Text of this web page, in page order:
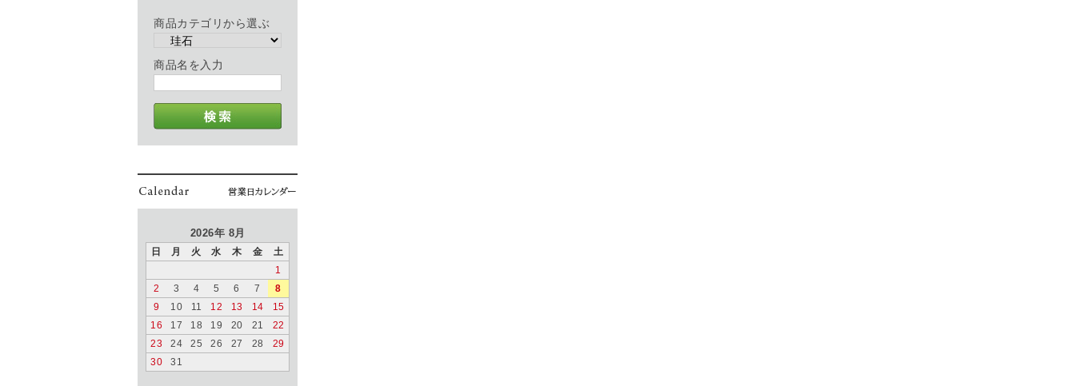
商品カテゴリから選ぶ
商品名を入力
2026年 8月
日 月 火 水 木 金
土
1
2
3 4 5 6 7
8
9
10 11 12 13 14
15
16
17 18 19 20 21
22
23
24 25 26 27 28
29
30
31